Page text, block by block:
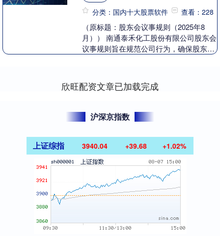
分类：国内十大股票软件 查看：228
（原标题：股东会议事规则（2025年8
月）） 南通泰禾化工股份有限公司股东会
议事规则旨在规范公司行为，确保股东会
欣旺配资文章已加载完成
沪深京指数
上证综指 3940.04 +39.68 +1.02%